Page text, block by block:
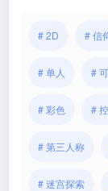
# 2D # 信
# 单人 #
# 彩色 #
# 第三人称
# 迷宫探索